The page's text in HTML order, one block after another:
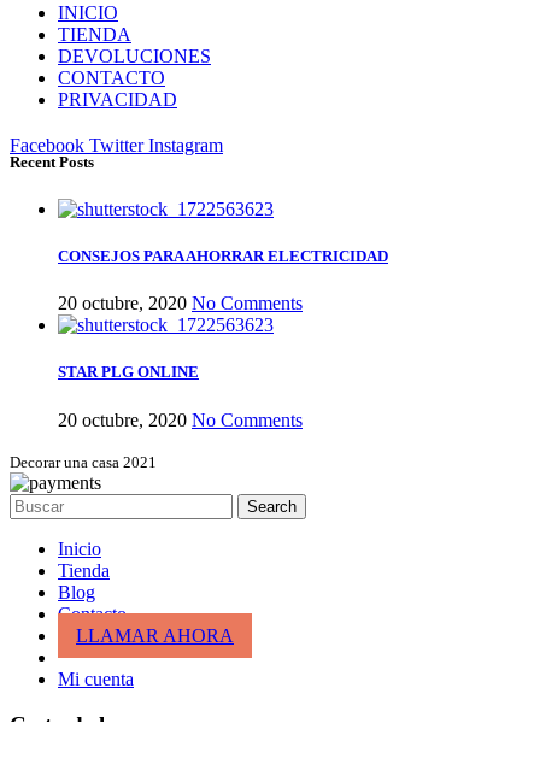
INICIO
TIENDA
DEVOLUCIONES
CONTACTO
PRIVACIDAD
Facebook Twitter Instagram
Recent Posts
CONSEJOS PARA AHORRAR ELECTRICIDAD
20 octubre, 2020 No Comments
STAR PLG ONLINE
20 octubre, 2020 No Comments
Decorar una casa 2021
Search
Inicio
Tienda
Blog
Contacto
LLAMAR AHORA
Mi cuenta
Cesta de la compra